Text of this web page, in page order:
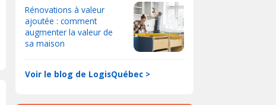
Rénovations à valeur
ajoutée : comment
augmenter la valeur de
sa maison
Voir le blog de LogisQuébec >